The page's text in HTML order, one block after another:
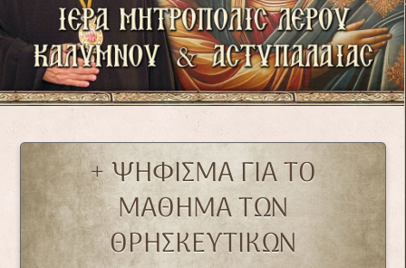
+ ΨΗΦΙΣΜΑ ΓΙΑ ΤΟ
ΜΑΘΗΜΑ ΤΩΝ
ΘΡΗΣΚΕΥΤΙΚΩΝ